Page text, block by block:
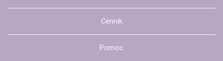
Cennik
Pomoc